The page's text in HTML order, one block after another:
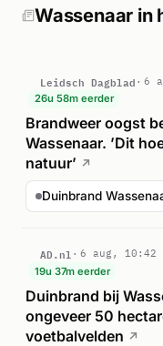
schietpartij. De exacte
schietincident zijn niet
Wassenaar in
Leidsch Dagblad
6
26u 58m eerder
Brandweer oogst
Wassenaar. ’Dit
natuur’ ↗
AD.nl
6 aug, 10:42
19u 37m eerder
Duinbrand bij
ongeveer 50
voetbalvelden ↗